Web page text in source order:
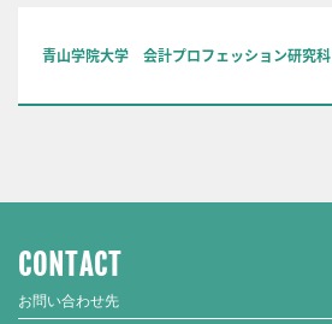
青山学院大学 会計プロフェッション研究科
CONTACT
お問い合わせ先